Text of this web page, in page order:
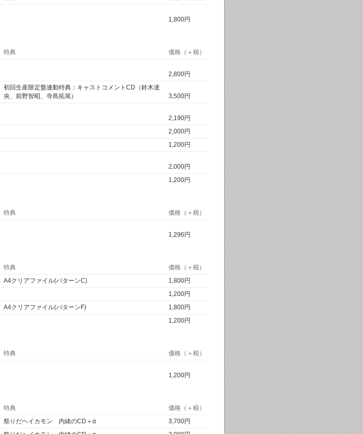
1,800円
特典
価格（＋税）
2,800円
初回生産限定盤連動特典：キャストコメントCD（鈴木達
央、前野智昭、寺島拓篤）
3,500円
2,190円
2,000円
1,200円
2,000円
1,200円
特典
価格（＋税）
1,296円
特典
価格（＋税）
A4クリアファイル(パターンC)
1,800円
1,200円
A4クリアファイル(パターンF)
1,800円
1,200円
特典
価格（＋税）
1,200円
特典
価格（＋税）
祭りだヘイカモン 内緒のCD＋α
3,700円